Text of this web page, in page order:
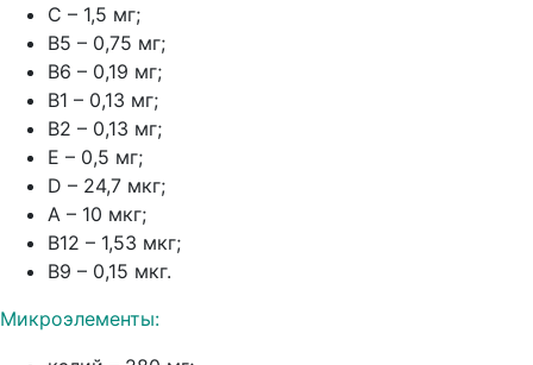
С – 1,5 мг;
В5 – 0,75 мг;
В6 – 0,19 мг;
В1 – 0,13 мг;
В2 – 0,13 мг;
Е – 0,5 мг;
D – 24,7 мкг;
А – 10 мкг;
В12 – 1,53 мкг;
В9 – 0,15 мкг.
Микроэлементы: